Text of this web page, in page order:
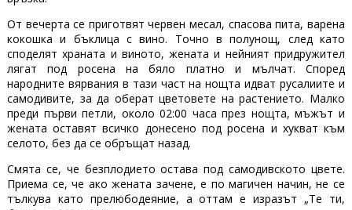
От вечерта се приготвят червен месал, спасова пита, варена
кокошка и бъклица с вино. Точно в полунощ, след като
споделят храната и виното, жената и нейният придружител
лягат под росена на бяло платно и мълчат. Според
народните вярвания в тази част на нощта идват русалиите и
самодивите, за да оберат цветовете на растението. Малко
преди първи петли, около 02:00 часа през нощта, мъжът и
жената оставят всичко донесено под росена и хукват към
селото, без да се обръщат назад.
Смята се, че безплодието остава под самодивското цвете.
Приема се, че ако жената зачене, е по магичен начин, не се
тълкува като прелюбодеяние, а оттам е изразът „Те ти,